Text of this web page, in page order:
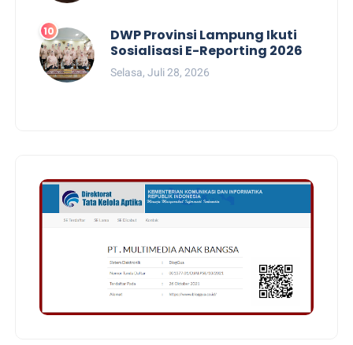
DWP Provinsi Lampung Ikuti
Sosialisasi E-Reporting 2026
Selasa, Juli 28, 2026